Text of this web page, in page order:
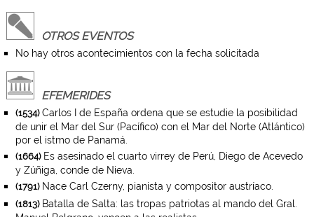
OTROS EVENTOS
No hay otros acontecimientos con la fecha solicitada
EFEMERIDES
(1534)Carlos I de España ordena que se estudie la posibilidad
de unir el Mar del Sur (Pacífico) con el Mar del Norte (Atlántico)
por el istmo de Panamá.
(1664)Es asesinado el cuarto virrey de Perú, Diego de Acevedo
y Zúñiga, conde de Nieva.
(1791)Nace Carl Czerny, pianista y compositor austríaco.
(1813)Batalla de Salta: las tropas patriotas al mando del Gral.